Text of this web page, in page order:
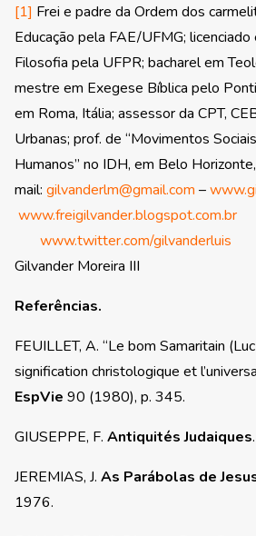
[1] Frei e padre da Ordem dos
Educação pela FAE/UFMG; licenciado
Filosofia pela UFPR; bacharel em
mestre em Exegese Bíblica pelo
em Roma, Itália; assessor da CPT,
Urbanas; prof. de “Movimentos
Humanos” no IDH, em Belo
mail: gilvanderlm@gmail.com –
www.freigilvander.blogspot.com.br
www.twitter.com/gilvanderluis –
Gilvander Moreira III
Referências.
FEUILLET, A. “Le bom Samaritain
signification christologique et
EspVie 90 (1980), p. 345.
GIUSEPPE, F. Antiquités Judaiques
JEREMIAS, J. As Parábolas de
1976.